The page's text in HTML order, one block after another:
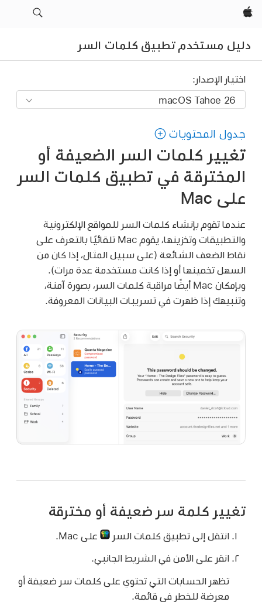
Apple‏
دليل مستخدم تطبيق كلمات السر
اختيار الإصدار:
جدول المحتويات
تغيير كلمات السر الضعيفة أو
المخترقة في تطبيق كلمات السر
على Mac
عندما تقوم بإنشاء كلمات السر للمواقع الإلكترونية
والتطبيقات وتخزينها، يقوم Mac تلقائيًا بالتعرف على
نقاط الضعف الشائعة (على سبيل المثال، إذا كان من
السهل تخمينها أو إذا كانت مستخدمة عدة مرات).
وبإمكان Mac أيضًا مراقبة كلمات السر، بصورة آمنة،
وتنبيهك إذا ظهرت في تسريبات البيانات المعروفة.
تغيير كلمة سر ضعيفة أو مخترقة
انتقل إلى تطبيق كلمات السر على Mac.
انقر على الأمن في الشريط الجانبي.
تظهر الحسابات التي تحتوي على كلمات سر ضعيفة أو
معرضة للخطر في قائمة.